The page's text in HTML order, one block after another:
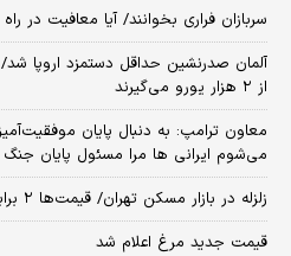
سربازان فراری بخوانند/ آیا معافیت در
آلمان صدرنشین حداقل دستمزد اروپا
از ۲ هزار یورو می‌گیرند
معاون ترامپ: به دنبال پایان
می‌شوم ایرانی ها مرا مسئول پایان جنگ
زلزله در بازار مسکن تهران/ قیمت‌ها ۲ برابر شد، خریدار ناپدید شد
قیمت جدید مرغ اعلام شد